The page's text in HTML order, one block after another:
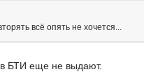
всё опять не хочется...
БТИ еще не выдают.